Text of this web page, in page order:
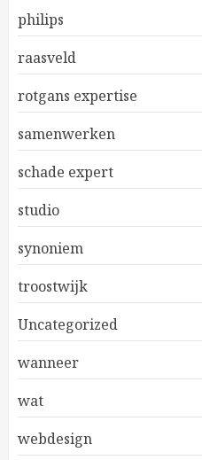
philips
raasveld
rotgans expertise
samenwerken
schade expert
studio
synoniem
troostwijk
Uncategorized
wanneer
wat
webdesign